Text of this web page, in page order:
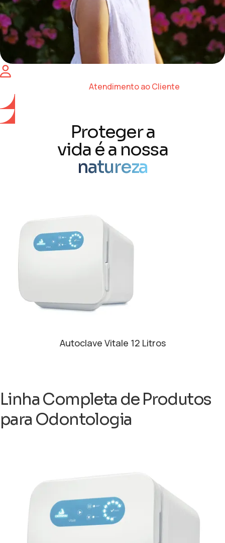
Atendimento ao Cliente
Proteger a
vida é a nossa
natureza
Autoclave Vitale 12 Litros
Linha Completa de Produtos
para Odontologia